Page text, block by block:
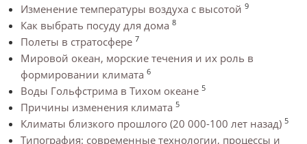
Изменение температуры воздуха с высотой 9
Как выбрать посуду для дома 8
Полеты в стратосфере 7
Мировой океан, морские течения и их роль в
формировании климата 6
Воды Гольфстрима в Тихом океане 5
Причины изменения климата 5
Климаты близкого прошлого (20 000-100 лет назад) 5
Типография: современные технологии, процессы и